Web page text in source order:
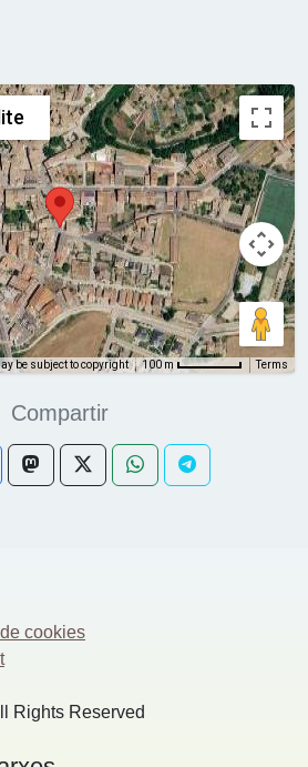
be subject to copyright 100 m Terms
Compartir
cookies
Rights Reserved